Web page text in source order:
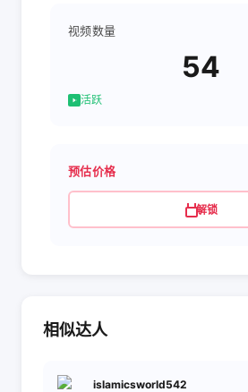
视频数量
54
活跃
预估价格
解锁
相似达人
islamicsworld542